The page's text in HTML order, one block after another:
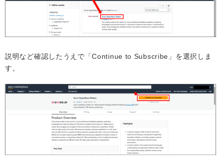
説明など確認したうえで「Continue to Subscribe」を選択しま
す。